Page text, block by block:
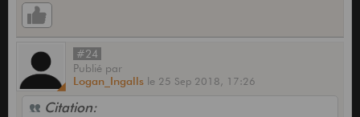
#24
Publié par
Logan_Ingalls le 25 Sep 2018, 17:26
Citation: